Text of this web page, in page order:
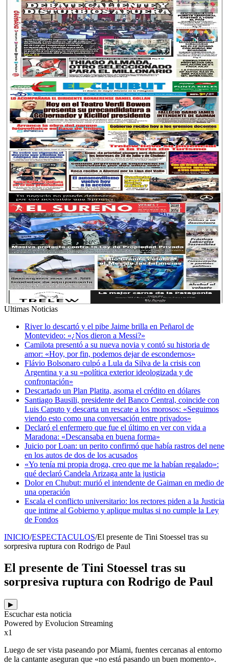
Ultimas Noticias
River lo descartó y el pibe Jaime brilla en Peñarol de
Montevideo: «¿Nos dieron a Messi?»
Camilota presentó a su nueva novia y contó su historia de
amor: «Hoy, por fin, podemos dejar de escondernos»
Flávio Bolsonaro culpó a Lula da Silva de la crisis con
Argentina y a su «política exterior ideologizada y de
confrontación»
Descartado un Plan Platita, asoma el crédito en dólares
Santiago Bausili, presidente del Banco Central, coincide con
Luis Caputo y descarta un rescate a los morosos: «Seguimos
viendo esto como una conversación entre privados»
Declaró el enfermero que fue el último en ver con vida a
Maradona: «Descansaba en buena forma»
Juicio por Loan: un perito confirmó que había rastros del nene
en los autos de dos de los acusados
«Yo tenía mi propia droga, creo que me la habían regalado»:
qué declaró Candela Arizaga ante la justicia
Dolor en Chubut: murió el intendente de Gaiman en medio de
una operación
Escala el conflicto universitario: los rectores piden a la Justicia
que intime al Gobierno y aplique multas si no cumple la Ley
de Fondos
INICIO/ESPECTACULOS/El presente de Tini Stoessel tras su
sorpresiva ruptura con Rodrigo de Paul
El presente de Tini Stoessel tras su
sorpresiva ruptura con Rodrigo de Paul
▶
Escuchar esta noticia
Powered by Evolucion Streaming
x1
Luego de ser vista paseando por Miami, fuentes cercanas al entorno
de la cantante aseguran que «no está pasando un buen momento».